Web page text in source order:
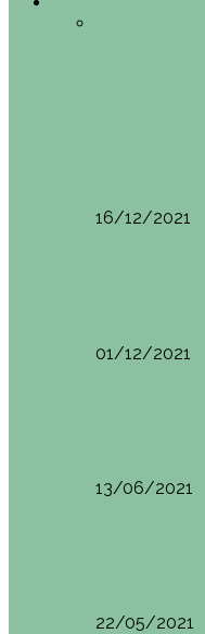
16/12/2021
01/12/2021
13/06/2021
22/05/2021